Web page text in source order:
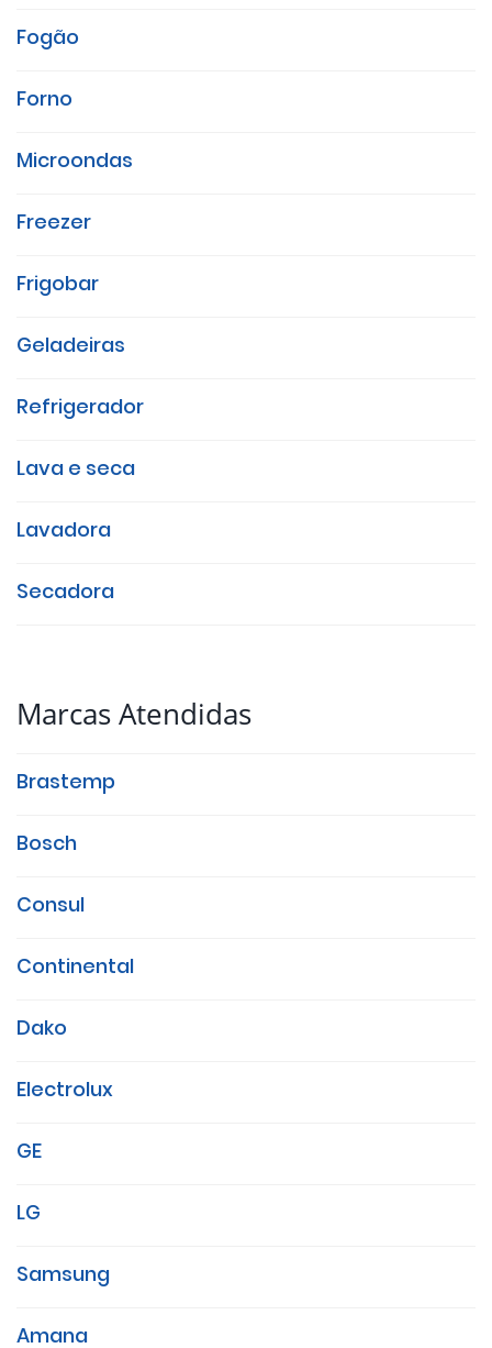
Fogão
Forno
Microondas
Freezer
Frigobar
Geladeiras
Refrigerador
Lava e seca
Lavadora
Secadora
Marcas Atendidas
Brastemp
Bosch
Consul
Continental
Dako
Electrolux
GE
LG
Samsung
Amana